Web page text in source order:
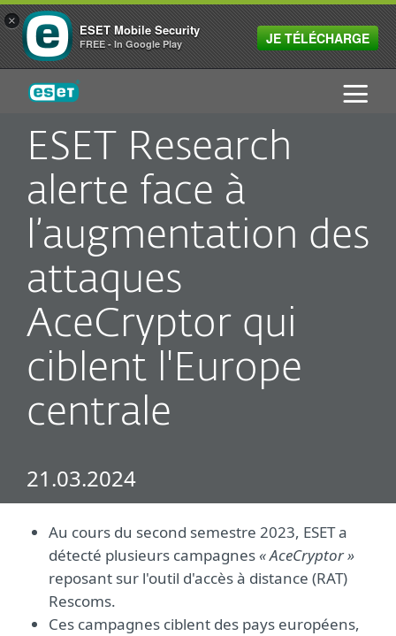
ESET Research
alerte face à
l’augmentation des
attaques
AceCryptor qui
ciblent l'Europe
centrale
21.03.2024
Au cours du second semestre 2023, ESET a
détecté plusieurs campagnes« AceCryptor »
reposant sur l'outil d'accès à distance (RAT)
Rescoms.
Ces campagnes ciblent des pays européens,
ESET
×
ESET Mobile Security
FREE - In Google Play JE TÉLÉCHARGE